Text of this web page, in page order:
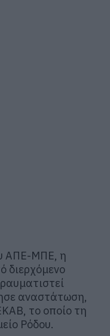
ΑΠΕ-ΜΠΕ, η
διερχόμενο
αναστάτωση,
το οποίο τη
Ρόδου.